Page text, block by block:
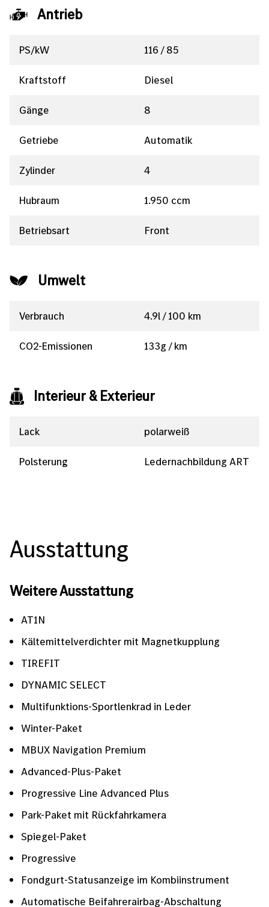
Antrieb
PS/kW 116 / 85
Kraftstoff Diesel
Gänge 8
Getriebe Automatik
Zylinder 4
Hubraum 1.950 ccm
Betriebsart Front
Umwelt
Verbrauch 4.9l / 100 km
CO2-Emissionen 133g / km
Interieur & Exterieur
Lack polarweiß
Polsterung Ledernachbildung ART
Ausstattung
Weitere Ausstattung
AT1N
Kältemittelverdichter mit Magnetkupplung
TIREFIT
DYNAMIC SELECT
Multifunktions-Sportlenkrad in Leder
Winter-Paket
MBUX Navigation Premium
Advanced-Plus-Paket
Progressive Line Advanced Plus
Park-Paket mit Rückfahrkamera
Spiegel-Paket
Progressive
Fondgurt-Statusanzeige im Kombiinstrument
Automatische Beifahrerairbag-Abschaltung